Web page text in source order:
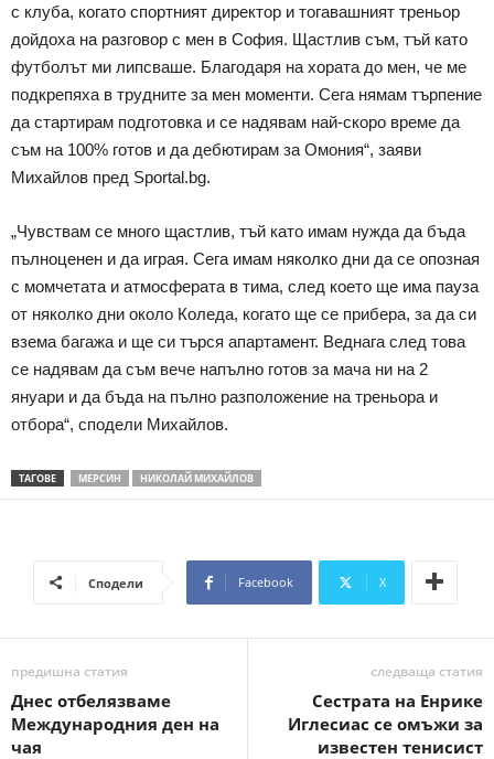
с клуба, когато спортният директор и тогавашният треньор
дойдоха на разговор с мен в София. Щастлив съм, тъй като
футболът ми липсваше. Благодаря на хората до мен, че ме
подкрепяха в трудните за мен моменти. Сега нямам търпение
да стартирам подготовка и се надявам най-скоро време да
съм на 100% готов и да дебютирам за Омония“, заяви
Михайлов пред Sportal.bg.
„Чувствам се много щастлив, тъй като имам нужда да бъда
пълноценен и да играя. Сега имам няколко дни да се опозная
с момчетата и атмосферата в тима, след което ще има пауза
от няколко дни около Коледа, когато ще се прибера, за да си
взема багажа и ще си търся апартамент. Веднага след това
се надявам да съм вече напълно готов за мача ни на 2
януари и да бъда на пълно разположение на треньора и
отбора“, сподели Михайлов.
ТАГОВЕ МЕРСИН НИКОЛАЙ МИХАЙЛОВ
Сподели Facebook X
предишна статия
Днес отбелязваме
Международния ден на
чая
следваща статия
Сестрата на Енрике
Иглесиас се омъжи за
известен тенисист